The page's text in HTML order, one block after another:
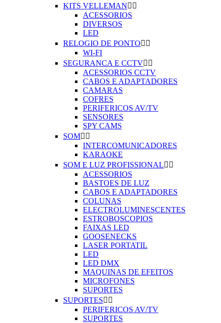
KITS VELLEMAN 
ACESSORIOS
DIVERSOS
LED
RELOGIO DE PONTO 
WI-FI
SEGURANCA E CCTV 
ACESSORIOS CCTV
CABOS E ADAPTADORES
CAMARAS
COFRES
PERIFERICOS AV/TV
SENSORES
SPY CAMS
SOM 
INTERCOMUNICADORES
KARAOKE
SOM E LUZ PROFISSIONAL 
ACESSORIOS
BASTOES DE LUZ
CABOS E ADAPTADORES
COLUNAS
ELECTROLUMINESCENTES
ESTROBOSCOPIOS
FAIXAS LED
GOOSENECKS
LASER PORTATIL
LED
LED DMX
MAQUINAS DE EFEITOS
MICROFONES
SUPORTES
SUPORTES 
PERIFERICOS AV/TV
SUPORTES